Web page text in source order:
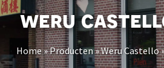
weru
Home»Producten»Weru Castello